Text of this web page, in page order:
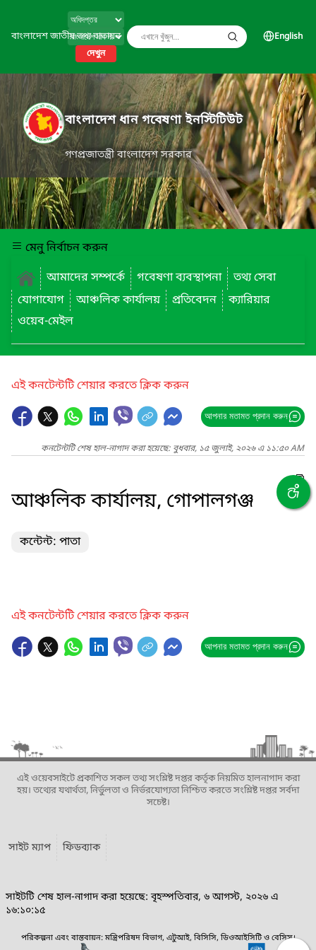
বাংলাদেশ জাতীয় তথ্য বাতায়ন
দেখুন
English
বাংলাদেশ ধান গবেষণা ইনস্টিটিউট
গণপ্রজাতন্ত্রী বাংলাদেশ সরকার
মেনু নির্বাচন করুন
আমাদের সম্পর্কে
গবেষণা ব্যবস্থাপনা
তথ্য সেবা
যোগাযোগ
আঞ্চলিক কার্যালয় প্রতিবেদন
ক্যারিয়ার
ওয়েব-মেইল
এই কনটেন্টটি শেয়ার করতে ক্লিক করুন
আপনার মতামত প্রদান করুন
কনটেন্টটি শেষ হাল-নাগাদ করা হয়েছে: বুধবার, ১৫ জুলাই, ২০২৬ এ ১১:৫০ AM
আঞ্চলিক কার্যালয়, গোপালগঞ্জ
কন্টেন্ট: পাতা
এই কনটেন্টটি শেয়ার করতে ক্লিক করুন
আপনার মতামত প্রদান করুন
এই ওয়েবসাইটে প্রকাশিত সকল তথ্য সংশ্লিষ্ট দপ্তর কর্তৃক নিয়মিত হালনাগাদ করা
হয়। তথ্যের যথার্থতা, নির্ভুলতা ও নির্ভরযোগ্যতা নিশ্চিত করতে সংশ্লিষ্ট দপ্তর সর্বদা
সচেষ্ট।
সাইট ম্যাপ ফিডব্যাক
সাইটটি শেষ হাল-নাগাদ করা হয়েছে: বৃহস্পতিবার, ৬ আগস্ট, ২০২৬ এ
১৬:১০:১৫
পরিকল্পনা এবং বাস্তবায়ন: মন্ত্রিপরিষদ বিভাগ, এটুআই, বিসিসি, ডিওআইসিটি ও বেসিস।